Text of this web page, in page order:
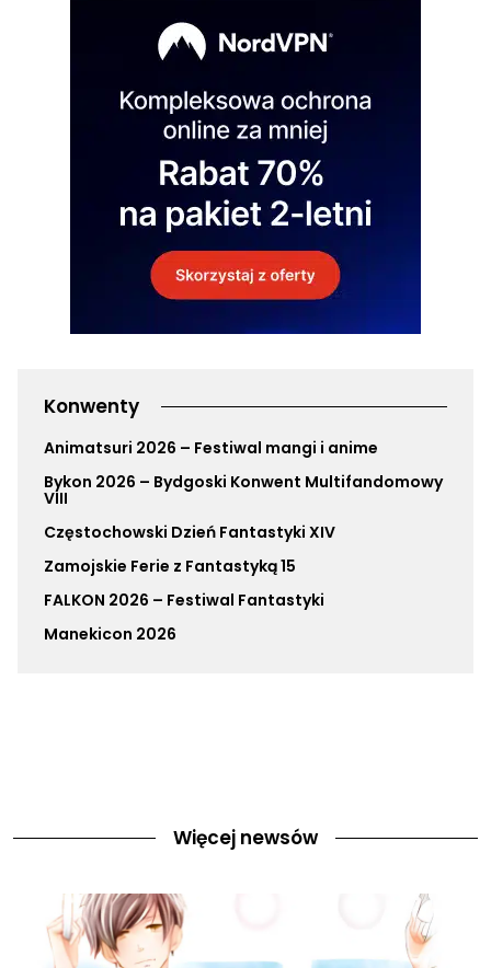
Konwenty
Animatsuri 2026 – Festiwal mangi i anime
Bykon 2026 – Bydgoski Konwent Multifandomowy
VIII
Częstochowski Dzień Fantastyki XIV
Zamojskie Ferie z Fantastyką 15
FALKON 2026 – Festiwal Fantastyki
Manekicon 2026
Więcej newsów